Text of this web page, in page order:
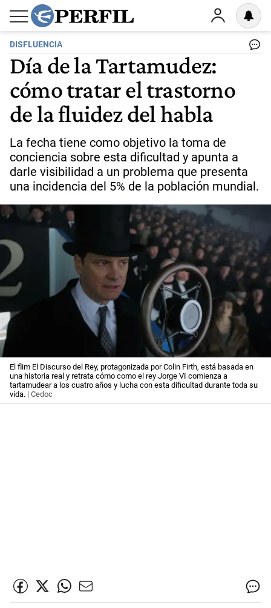
DISFLUENCIA
Día de la Tartamudez:
cómo tratar el trastorno
de la fluidez del habla
La fecha tiene como objetivo la toma de
conciencia sobre esta dificultad y apunta a
darle visibilidad a un problema que presenta
una incidencia del 5% de la población mundial.
El flim El Discurso del Rey, protagonizada por Colin Firth, está basada en
una historia real y retrata cómo como el rey Jorge VI comienza a
tartamudear a los cuatro años y lucha con esta dificultad durante toda su
vida. | Cedoc